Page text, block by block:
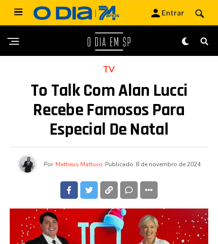
TV
To Talk Com Alan Lucci
Recebe Famosos Para
Especial De Natal
Por Matheus Mattuvo Publicado 8 de novembro de 2024